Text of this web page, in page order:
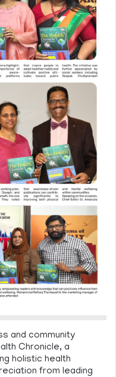
and community
Chronicle, a
holistic health
from leading